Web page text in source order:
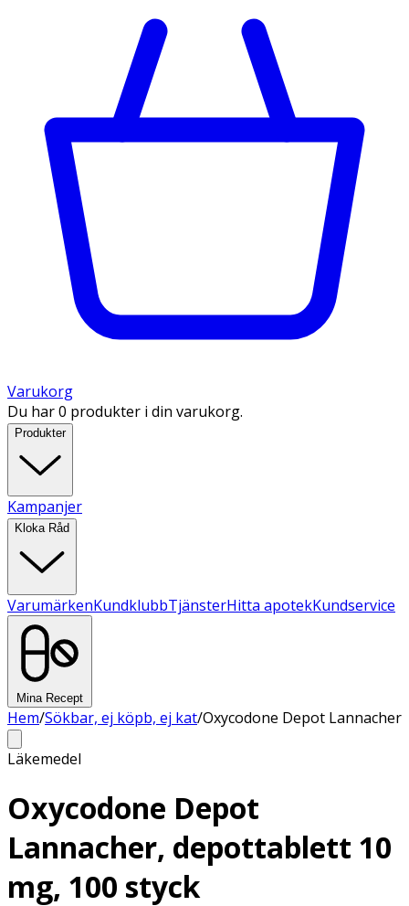
Varukorg
Du har 0 produkter i din varukorg.
Produkter
Kampanjer
Kloka Råd
VarumärkenKundklubbTjänsterHitta apotekKundservice
Mina Recept
Hem/Sökbar, ej köpb, ej kat/Oxycodone Depot Lannacher
Läkemedel
Oxycodone Depot
Lannacher, depottablett 10
mg, 100 styck